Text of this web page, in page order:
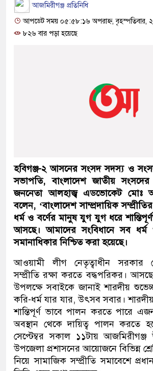
আজমিরীগঞ্জ প্রতিনিধি
আপডেট সময় ০৫:৫৮:১৬ অপরাহ্ন, বৃহস্পতিবার,
৮২৬ বার পড়া হয়েছে
হবিগঞ্জ-২ আসনের সংসদ সদস্য ও
সভাপতি, বাংলাদেশ জাতীয় সংসদের
জননেতা আলহাজ্ব এডভোকেট মোঃ
বলেন, ‘বাংলাদেশ সাম্প্রদায়িক
ধর্ম ও বর্ণের মানুষ যুগ যুগ ধরে
আসছে। আমাদের সংবিধানে সব ধর্ম
সমানাধিকার নিশ্চিত করা হয়েছে।
আওয়ামী লীগ নেতৃত্বাধীন সরকার
সম্প্রীতি রক্ষা করতে বদ্ধপরিকর।
উপলক্ষে সবাইকে জানাই শারদীয়
করি-ধর্ম যার যার, উৎসব সবার।
শান্তিপূর্ণ ভাবে পালন করতে পারে
অবস্থান থেকে দায়িত্ব পালন করতে
সেপ্টেম্বর সকাল ১১টায়
উপজেলা প্রশাসনের আয়োজনে বিভিন্ন
নিয়ে সামাজিক সম্প্রীতি সমাবেশে